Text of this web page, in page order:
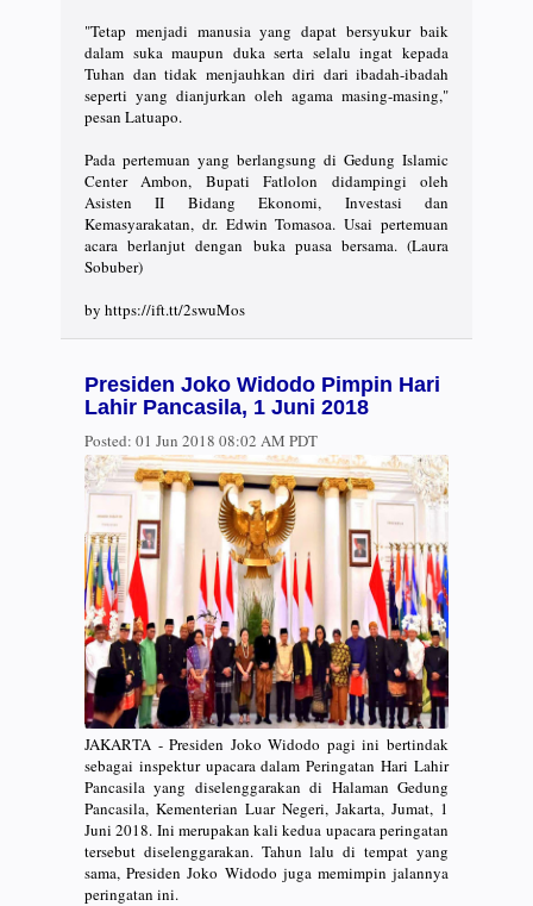
"Tetap menjadi manusia yang dapat bersyukur baik
dalam suka maupun duka serta selalu ingat kepada
Tuhan dan tidak menjauhkan diri dari ibadah-ibadah
seperti yang dianjurkan oleh agama masing-masing,"
pesan Latuapo.
Pada pertemuan yang berlangsung di Gedung Islamic
Center Ambon, Bupati Fatlolon didampingi oleh
Asisten II Bidang Ekonomi, Investasi dan
Kemasyarakatan, dr. Edwin Tomasoa. Usai pertemuan
acara berlanjut dengan buka puasa bersama. (Laura
Sobuber)
by https://ift.tt/2swuMos
Presiden Joko Widodo Pimpin Hari
Lahir Pancasila, 1 Juni 2018
Posted: 01 Jun 2018 08:02 AM PDT
JAKARTA - Presiden Joko Widodo pagi ini bertindak
sebagai inspektur upacara dalam Peringatan Hari Lahir
Pancasila yang diselenggarakan di Halaman Gedung
Pancasila, Kementerian Luar Negeri, Jakarta, Jumat, 1
Juni 2018. Ini merupakan kali kedua upacara peringatan
tersebut diselenggarakan. Tahun lalu di tempat yang
sama, Presiden Joko Widodo juga memimpin jalannya
peringatan ini.